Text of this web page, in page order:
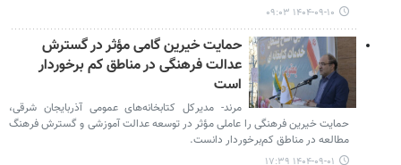
۱۴۰۴-۰۹-۱۰ ۰۹:۰۳
حمایت خیرین گامی مؤثر در گسترش
عدالت فرهنگی در مناطق کم برخوردار
است
مرند- مدیرکل کتابخانه‌های عمومی آذربایجان شرقی،
حمایت خیرین فرهنگی را عاملی مؤثر در توسعه عدالت آموزشی و گسترش فرهنگ
مطالعه در مناطق کم‌برخوردار دانست.
۱۴۰۴-۰۹-۰۱ ۱۷:۳۹